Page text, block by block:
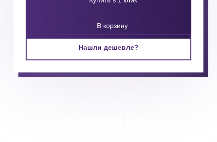
В корзину
Нашли дешевле?